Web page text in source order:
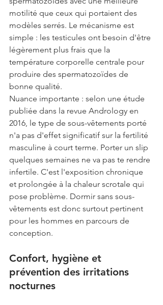
motilité que ceux qui portaient des
modèles serrés. Le mécanisme est
simple : les testicules ont besoin d'être
légèrement plus frais que la
température corporelle centrale pour
produire des spermatozoïdes de
bonne qualité.
Nuance importante : selon une étude
publiée dans la revue Andrology en
2016, le type de sous-vêtements porté
n'a pas d'effet significatif sur la fertilité
masculine à court terme. Porter un slip
quelques semaines ne va pas te rendre
infertile. C'est l'exposition chronique
et prolongée à la chaleur scrotale qui
pose problème. Dormir sans sous-
vêtements est donc surtout pertinent
pour les hommes en parcours de
conception.
Confort, hygiène et
prévention des irritations
nocturnes